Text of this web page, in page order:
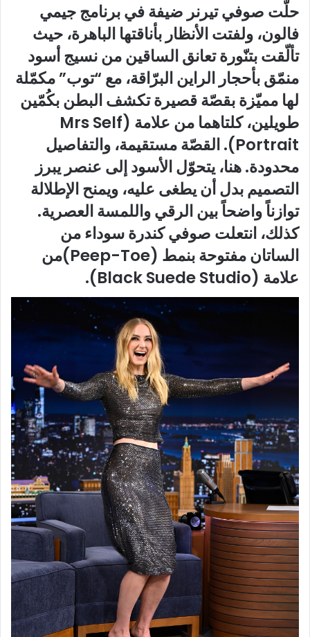
حلّت صوفي تيرنر ضيفة في برنامج جيمي
فالون، ولفتت الأنظار بأناقتها الباهرة، حيث
تألّقت بتنّورة تعانق الساقين من نسيج أسود
منمّق بأحجار الراين البرّاقة، مع “توب” مكمّلة
لها مميّزة بقصّة قصيرة تكشف البطن بكُمّين
طويلين، كلتاهما من علامة (Mrs Self
Portrait). القصّة مستقيمة، والتفاصيل
محدودة. هنا، يتحوّل الأسود إلى عنصر يبرز
التصميم بدل أن يطغى عليه، ويمنح الإطلالة
توازناً واضحاً بين الرقي واللمسة العصرية.
كذلك، انتعلت صوفي كندرة سوداء من
الساتان مفتوحة بنمط (Peep-Toe)من
علامة (Black Suede Studio).